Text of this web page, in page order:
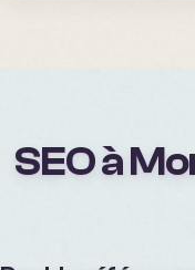
SEO à